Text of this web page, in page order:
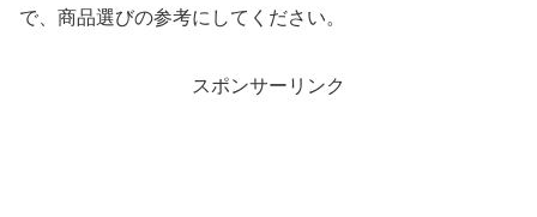
で、商品選びの参考にしてください。
スポンサーリンク